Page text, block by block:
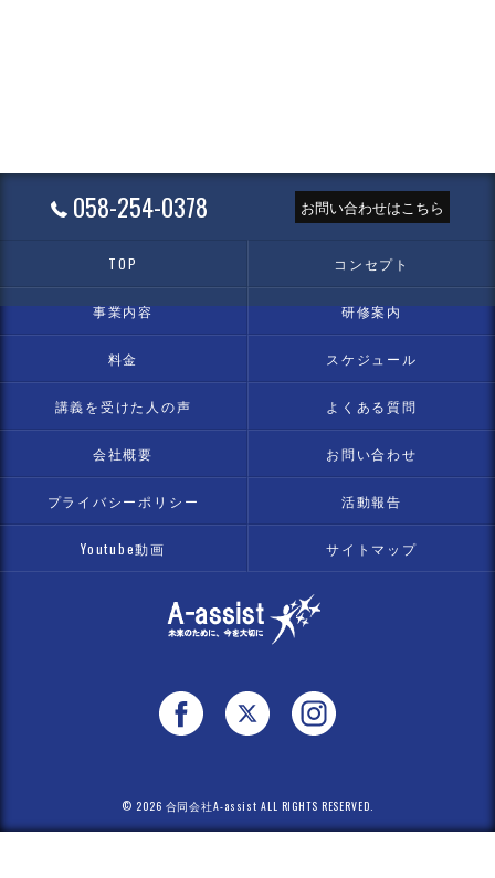
058-254-0378 お問い合わせはこちら
TOP コンセプト
事業内容 研修案内
料金 スケジュール
講義を受けた人の声 よくある質問
会社概要 お問い合わせ
プライバシーポリシー 活動報告
Youtube動画 サイトマップ
© 2026 合同会社A-assist ALL RIGHTS RESERVED.